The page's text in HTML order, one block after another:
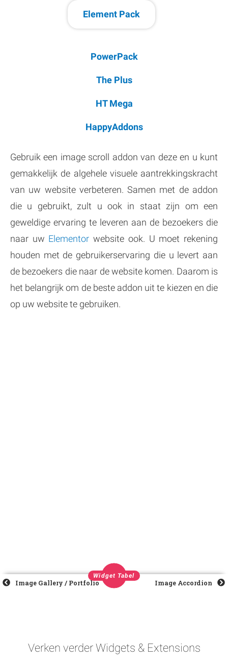
Element Pack
PowerPack
The Plus
HT Mega
HappyAddons
Gebruik een image scroll addon van deze en u kunt
gemakkelijk de algehele visuele aantrekkingskracht
van uw website verbeteren. Samen met de addon
die u gebruikt, zult u ook in staat zijn om een
geweldige ervaring te leveren aan de bezoekers die
naar uw Elementor website ook. U moet rekening
houden met de gebruikerservaring die u levert aan
de bezoekers die naar de website komen. Daarom is
het belangrijk om de beste addon uit te kiezen en die
op uw website te gebruiken.
Widget Tabel
Image Gallery / Portfolio Image Accordion
Verken verder Widgets & Extensions